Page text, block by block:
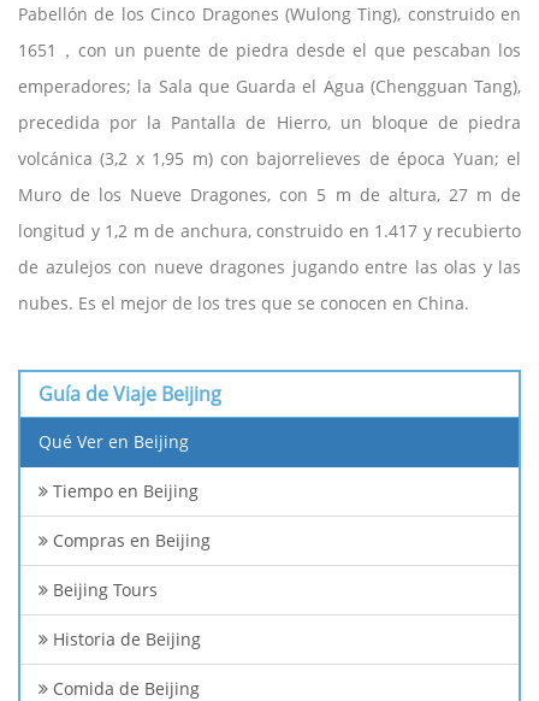
Pabellón de los Cinco Dragones (Wulong Ting), construido en
1651，con un puente de piedra desde el que pescaban los
emperadores; la Sala que Guarda el Agua (Chengguan Tang),
precedida por la Pantalla de Hierro, un bloque de piedra
volcánica (3,2 x 1,95 m) con bajorrelieves de época Yuan; el
Muro de los Nueve Dragones, con 5 m de altura, 27 m de
longitud y 1,2 m de anchura, construido en 1.417 y recubierto
de azulejos con nueve dragones jugando entre las olas y las
nubes. Es el mejor de los tres que se conocen en China.
Guía de Viaje Beijing
Qué Ver en Beijing
Tiempo en Beijing
Compras en Beijing
Beijing Tours
Historia de Beijing
Comida de Beijing